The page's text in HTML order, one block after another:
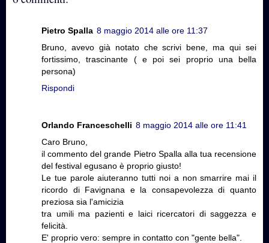
Pietro Spalla 8 maggio 2014 alle ore 11:37
Bruno, avevo già notato che scrivi bene, ma qui sei
fortissimo, trascinante ( e poi sei proprio una bella
persona)
Rispondi
Orlando Franceschelli 8 maggio 2014 alle ore 11:41
Caro Bruno,
il commento del grande Pietro Spalla alla tua recensione
del festival egusano è proprio giusto!
Le tue parole aiuteranno tutti noi a non smarrire mai il
ricordo di Favignana e la consapevolezza di quanto
preziosa sia l'amicizia
tra umili ma pazienti e laici ricercatori di saggezza e
felicità.
E' proprio vero: sempre in contatto con "gente bella".